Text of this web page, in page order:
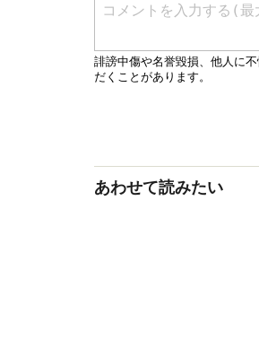
あわせて読みたい